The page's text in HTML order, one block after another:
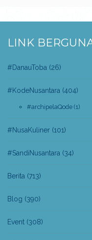
LINK
#DanauToba (26)
#KodeNusantara (404)
#archipelaQode (1)
#NusaKuliner (101)
#SandiNusantara (34)
Berita (713)
Blog (390)
Event (308)